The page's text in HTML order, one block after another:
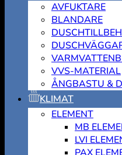
AVFUKTARE
BLANDARE
VVS-MATERIAL
ÅNGBASTU &
KLIMAT
ELEMENT
MB
LVI